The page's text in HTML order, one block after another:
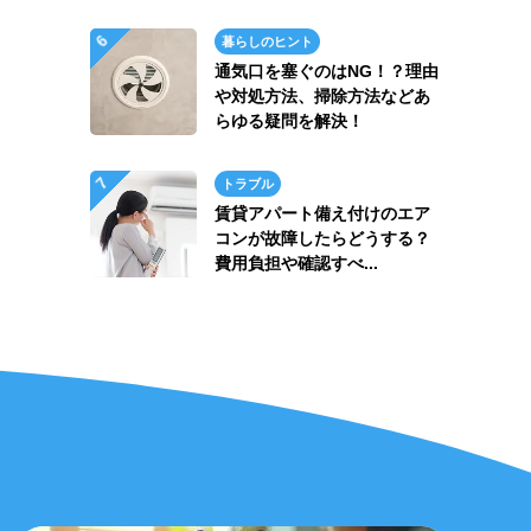
暮らしのヒント
通気口を塞ぐのはNG！？理由
や対処方法、掃除方法などあ
らゆる疑問を解決！
トラブル
賃貸アパート備え付けのエア
コンが故障したらどうする？
費用負担や確認すべ...